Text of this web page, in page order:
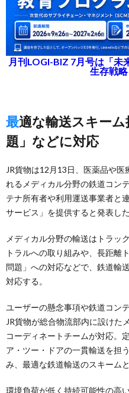
月刊LOGI-BIZ 7月号は「未
生存戦
最適な輸送スキーム提案、「2024年問
題」などに対応
JR貨物は12月13日、医薬品や
れるメディカル分野の鉄道コン
テナ所有者や利用運送事業者と
サービス」を提供すると発表した
メディカル分野の輸送はトラッ
トラルへの取り組みや、長距離
問題」への対応などで、鉄道輸
対応する。
ユーザーの懸念事項や鉄道コン
JR貨物が総合物流部内に設けた
コーディネートチームが対応。
ア・ツー・ドアの一貫輸送を担
み、最適な鉄道輸送のスキーム
環境負荷が低く持続可能性の高